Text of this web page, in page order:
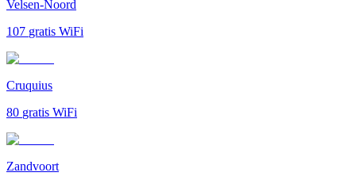
Velsen-Noord
107 gratis WiFi
Cruquius
80 gratis WiFi
Zandvoort